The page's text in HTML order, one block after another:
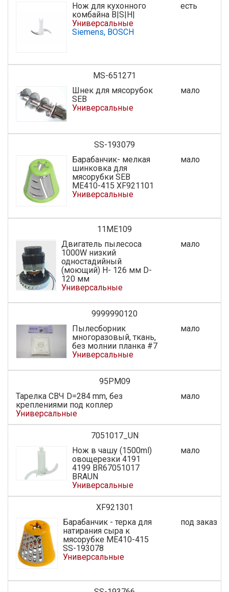
Нож для кухонного
комбайна B|S|H|
Универсальные
Siemens, BOSCH
есть
MS-651271
Шнек для мясорубок
SEB
Универсальные
мало
SS-193079
Барабанчик- мелкая
шинковка для
мясорубки SEB
МЕ410-415 XF921101
Универсальные
мало
11ME109
Двигатель пылесоса
1000W низкий
одностадийный
(моющий) H- 126 мм D-
120 мм
Универсальные
мало
9999990120
Пылесборник
многоразовый, ткань,
без молнии планка #7
Универсальные
мало
95PM09
Тарелка СВЧ D=284 mm, без
креплениями под коплер
Универсальные
мало
7051017_UN
Нож в чашу (1500ml)
овощерезки 4191
4199 BR67051017
BRAUN
Универсальные
мало
XF921301
Барабанчик - терка для
натирания сыра к
мясорубке МЕ410-415
SS-193078
Универсальные
под заказ